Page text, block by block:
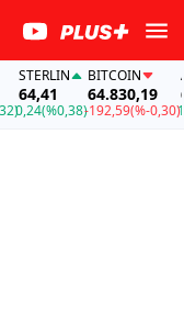
STERLIN
64,41
(%0,38)
BITCOIN
64.830,19
-192,59(%-0,30)